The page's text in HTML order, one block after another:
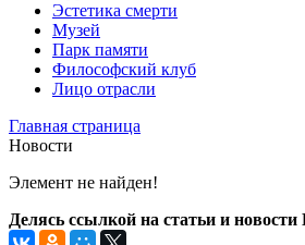
Эстетика смерти
Музей
Парк памяти
Философский клуб
Лицо отрасли
Главная страница
Новости
Элемент не найден!
Делясь ссылкой на статьи и